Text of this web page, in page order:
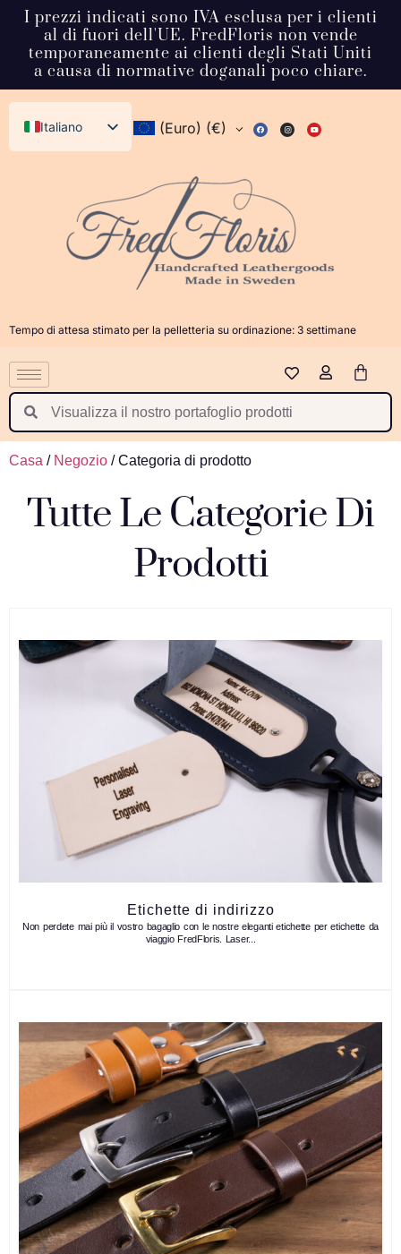
I prezzi indicati sono IVA esclusa per i clienti
al di fuori dell'UE. FredFloris non vende
temporaneamente ai clienti degli Stati Uniti
a causa di normative doganali poco chiare.
Italiano
English (UK)
Deutsch
Français
Norsk bokmål
日本語
Polski
Suomi
Nederlands
Latviešu valoda
(Euro) (€)
Tempo di attesa stimato per la pelletteria su ordinazione: 3 settimane
Casa / Negozio / Categoria di prodotto
Tutte Le Categorie Di
Prodotti
Etichette di indirizzo
Non perdete mai più il vostro bagaglio con le nostre eleganti etichette per etichette da
viaggio FredFloris. Laser...